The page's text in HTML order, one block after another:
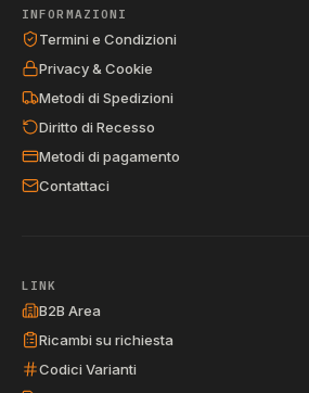
INFORMAZIONI
Termini e Condizioni
Privacy & Cookie
Metodi di Spedizioni
Diritto di Recesso
Metodi di pagamento
Contattaci
LINK
B2B Area
Ricambi su richiesta
Codici Varianti